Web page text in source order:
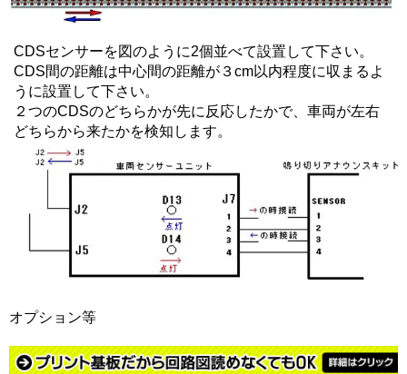
CDSセンサーを図のように2個並べて設置して下さい。
CDS間の距離は中心間の距離が３cm以内程度に収まるよ
うに設置して下さい。
２つのCDSのどちらかが先に反応したかで、車両が左右
どちらから来たかを検知します。
オプション等